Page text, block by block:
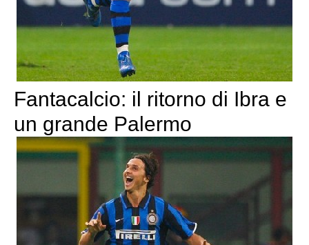
Fantacalcio: il ritorno di Ibra e
un grande Palermo